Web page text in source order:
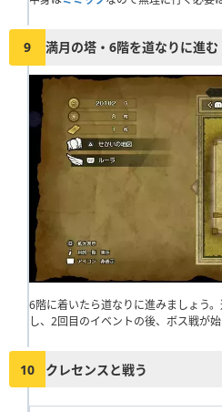
9 満月の塔・6階を道なりに進む
6階に着いたら道なりに進みましょう
し、2回目のイベントの後、ボス戦が始
10 クレセンスと戦う